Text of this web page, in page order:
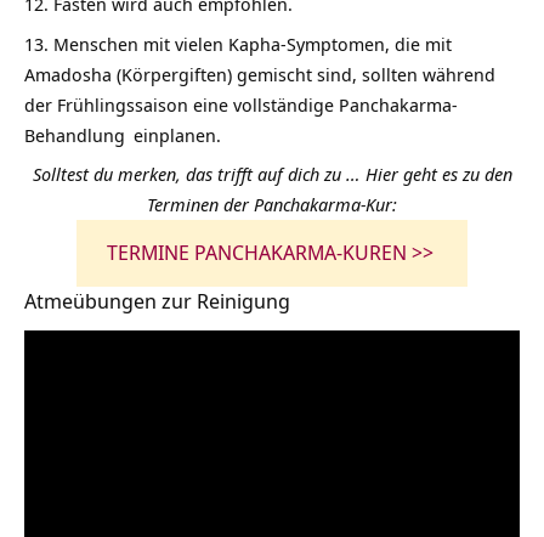
Menschen mit vielen Kapha-Symptomen, die mit
Amadosha (Körpergiften) gemischt sind, sollten während
der Frühlingssaison eine vollständige Panchakarma-
Behandlung einplanen.
Solltest du merken, das trifft auf dich zu … Hier geht es zu den
Terminen der Panchakarma-Kur:
TERMINE PANCHAKARMA-KUREN >>
Atmeübungen zur Reinigung